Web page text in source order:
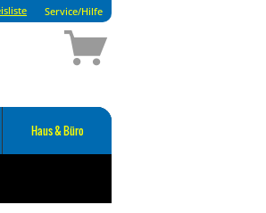
Service/Hilfe
Haus & Büro